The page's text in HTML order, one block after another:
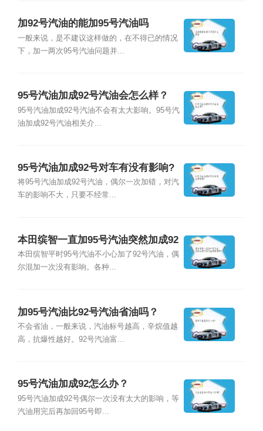
加92号汽油的能加95号汽油吗
一般来说，是不建议这样做的，在不得已的情况
下，加一两次95号汽油问题并...
95号汽油加成92号汽油会怎么样？
95号汽油加成92号汽油不会有太大影响。95号汽
油加成92号汽油相关介...
95号汽油加成92号对车有没有影响?
将95号汽油加成92号汽油，偶尔一次加错，对汽
车的影响不大，只要不经常...
本田缤智一直加95号汽油突然加成92
号汽油有影响吗？
本田缤智平时95号汽油不小心加了92号汽油，偶
尔混加一次没有影响。各种...
加95号汽油比92号汽油省油吗？
不会省油，一般来说，汽油标号越高，辛烷值越
高，抗爆性越好。92号汽油富...
95号汽油加成92怎么办？
95号汽油加成92号偶尔一次没有太大的影响，等
汽油用完后再加回95号即...